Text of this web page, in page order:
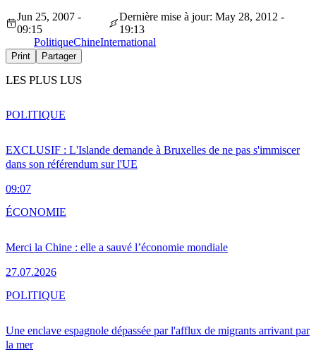
Jun 25, 2007 -
09:15
Dernière mise à jour: May 28, 2012 -
19:13
PolitiqueChineInternational
Print Partager
LES PLUS LUS
EXCLUSIF : L'Islande demande à Bruxelles de ne pas s'immiscer
dans son référendum sur l'UE
09:07
POLITIQUE
Merci la Chine : elle a sauvé l’économie mondiale
27.07.2026
ÉCONOMIE
Une enclave espagnole dépassée par l'afflux de migrants arrivant par
la mer
POLITIQUE